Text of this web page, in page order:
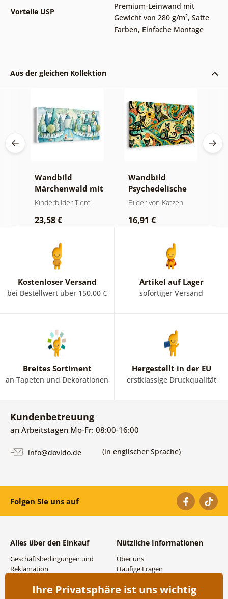
Vorteile USP
Premium-Leinwand mit
Gewicht von 280 g/m², Satte
Farben, Einfache Montage
Aus der gleichen Kollektion
Wandbild
Märchenwald mit
Fuchs und Eulen
Kinderbilder Tiere
23,58 €
Wandbild
Psychedelische
Katzen
Bilder von Katzen
16,91 €
Kostenloser Versand
bei Bestellwert über 150.00 €
Artikel auf Lager
sofortiger Versand
Breites Sortiment
an Tapeten und Dekorationen
Hergestellt in der EU
erstklassige Druckqualität
Kundenbetreuung
an Arbeitstagen Mo-Fr: 08:00-16:00
info@dovido.de (in englischer Sprache)
Folgen Sie uns auf
Alles über den Einkauf
Geschäftsbedingungen und
Reklamation
Versand- und
Nützliche Informationen
Über uns
Häufige Fragen
Großhandel und
Ihre Privatsphäre ist uns wichtig